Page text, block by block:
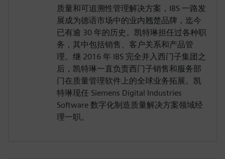
质量和可追溯性管理解决方案，IBS 一路发
展成为德语市场中的业内翘楚品牌，迄今
已有逾 30 年的历史。凯特琳担任过各种职
务，其中包括销售、客户关系和产品管
理。继 2016 年 IBS 完全并入西门子集团之
后，凯特琳一直负责西门子销售和服务部
门在质量管理软件上的全球业务拓展。凯
特琳现任 Siemens Digital Industries
Software 数字化制造质量解决方案领域经
理一职。